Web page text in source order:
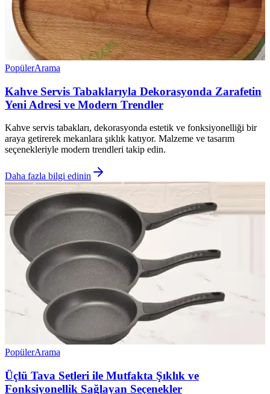
PopülerArama
Kahve Servis Tabaklarıyla Dekorasyonda Zarafetin
Yeni Adresi ve Modern Trendler
Kahve servis tabakları, dekorasyonda estetik ve fonksiyonelliği bir
araya getirerek mekanlara şıklık katıyor. Malzeme ve tasarım
seçenekleriyle modern trendleri takip edin.
Daha fazla bilgi edinin
PopülerArama
Üçlü Tava Setleri ile Mutfakta Şıklık ve
Fonksiyonellik Sağlayan Seçenekler